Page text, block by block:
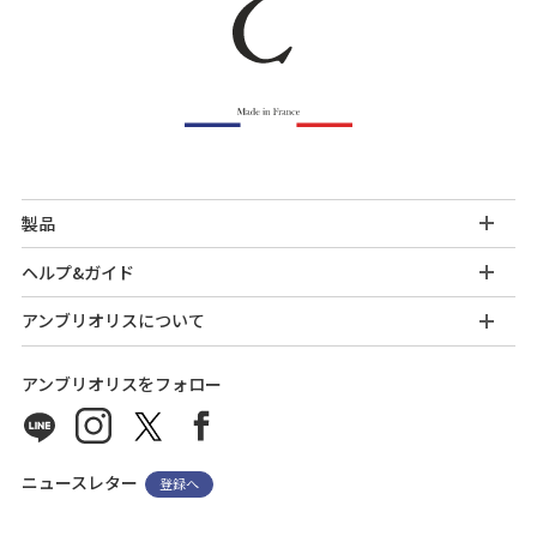
製品
ヘルプ&ガイド
アンブリオリスについて
アンブリオリスをフォロー
ニュースレター 登録へ